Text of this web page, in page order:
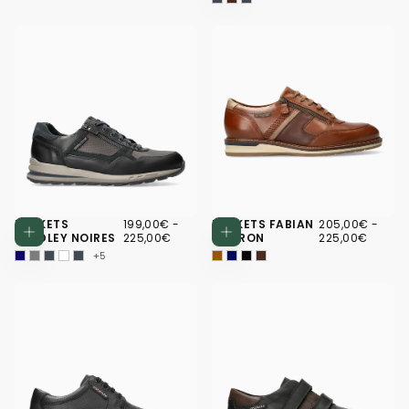
Choisissez des options
BASKETS
BRADLEY NOIRES
199,00€
PRIX
MINIMUM
199,00€ -
MAXIMUM
225,00€
+5
Choisissez
BASKETS FABIAN
MARRON
205,00€
PRIX
MINIMUM
205,00€ -
225,00€